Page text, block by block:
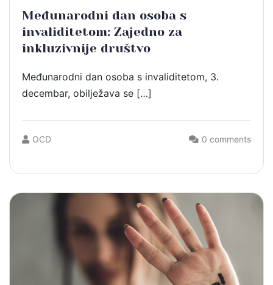
Međunarodni dan osoba s
invaliditetom: Zajedno za
inkluzivnije društvo
Međunarodni dan osoba s invaliditetom, 3.
decembar, obilježava se […]
OCD 0 comments